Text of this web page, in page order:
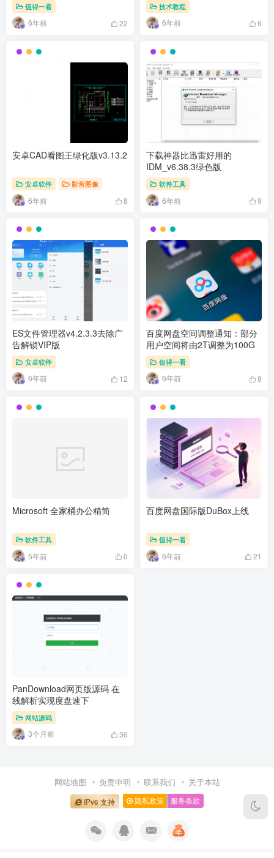
值得一看
6年前 22
技术教程
6年前 6
安卓CAD看图王绿化版v3.13.2
安卓软件 影音图像
6年前 8
下载神器比迅雷好用的
IDM_v6.38.3绿色版
软件工具
6年前 9
ES文件管理器v4.2.3.3去除广
告解锁VIP版
安卓软件
6年前 12
百度网盘空间调整通知：部分
用户空间将由2T调整为100G
值得一看
6年前 8
Microsoft 全家桶办公精简
软件工具
5年前 0
百度网盘国际版DuBox上线
值得一看
6年前 21
PanDownload网页版源码 在
线解析实现度盘速下
网站源码
3个月前 36
网站地图 免责申明 联系我们 关于本站
IPv6 支持 隐私政策 服务条款